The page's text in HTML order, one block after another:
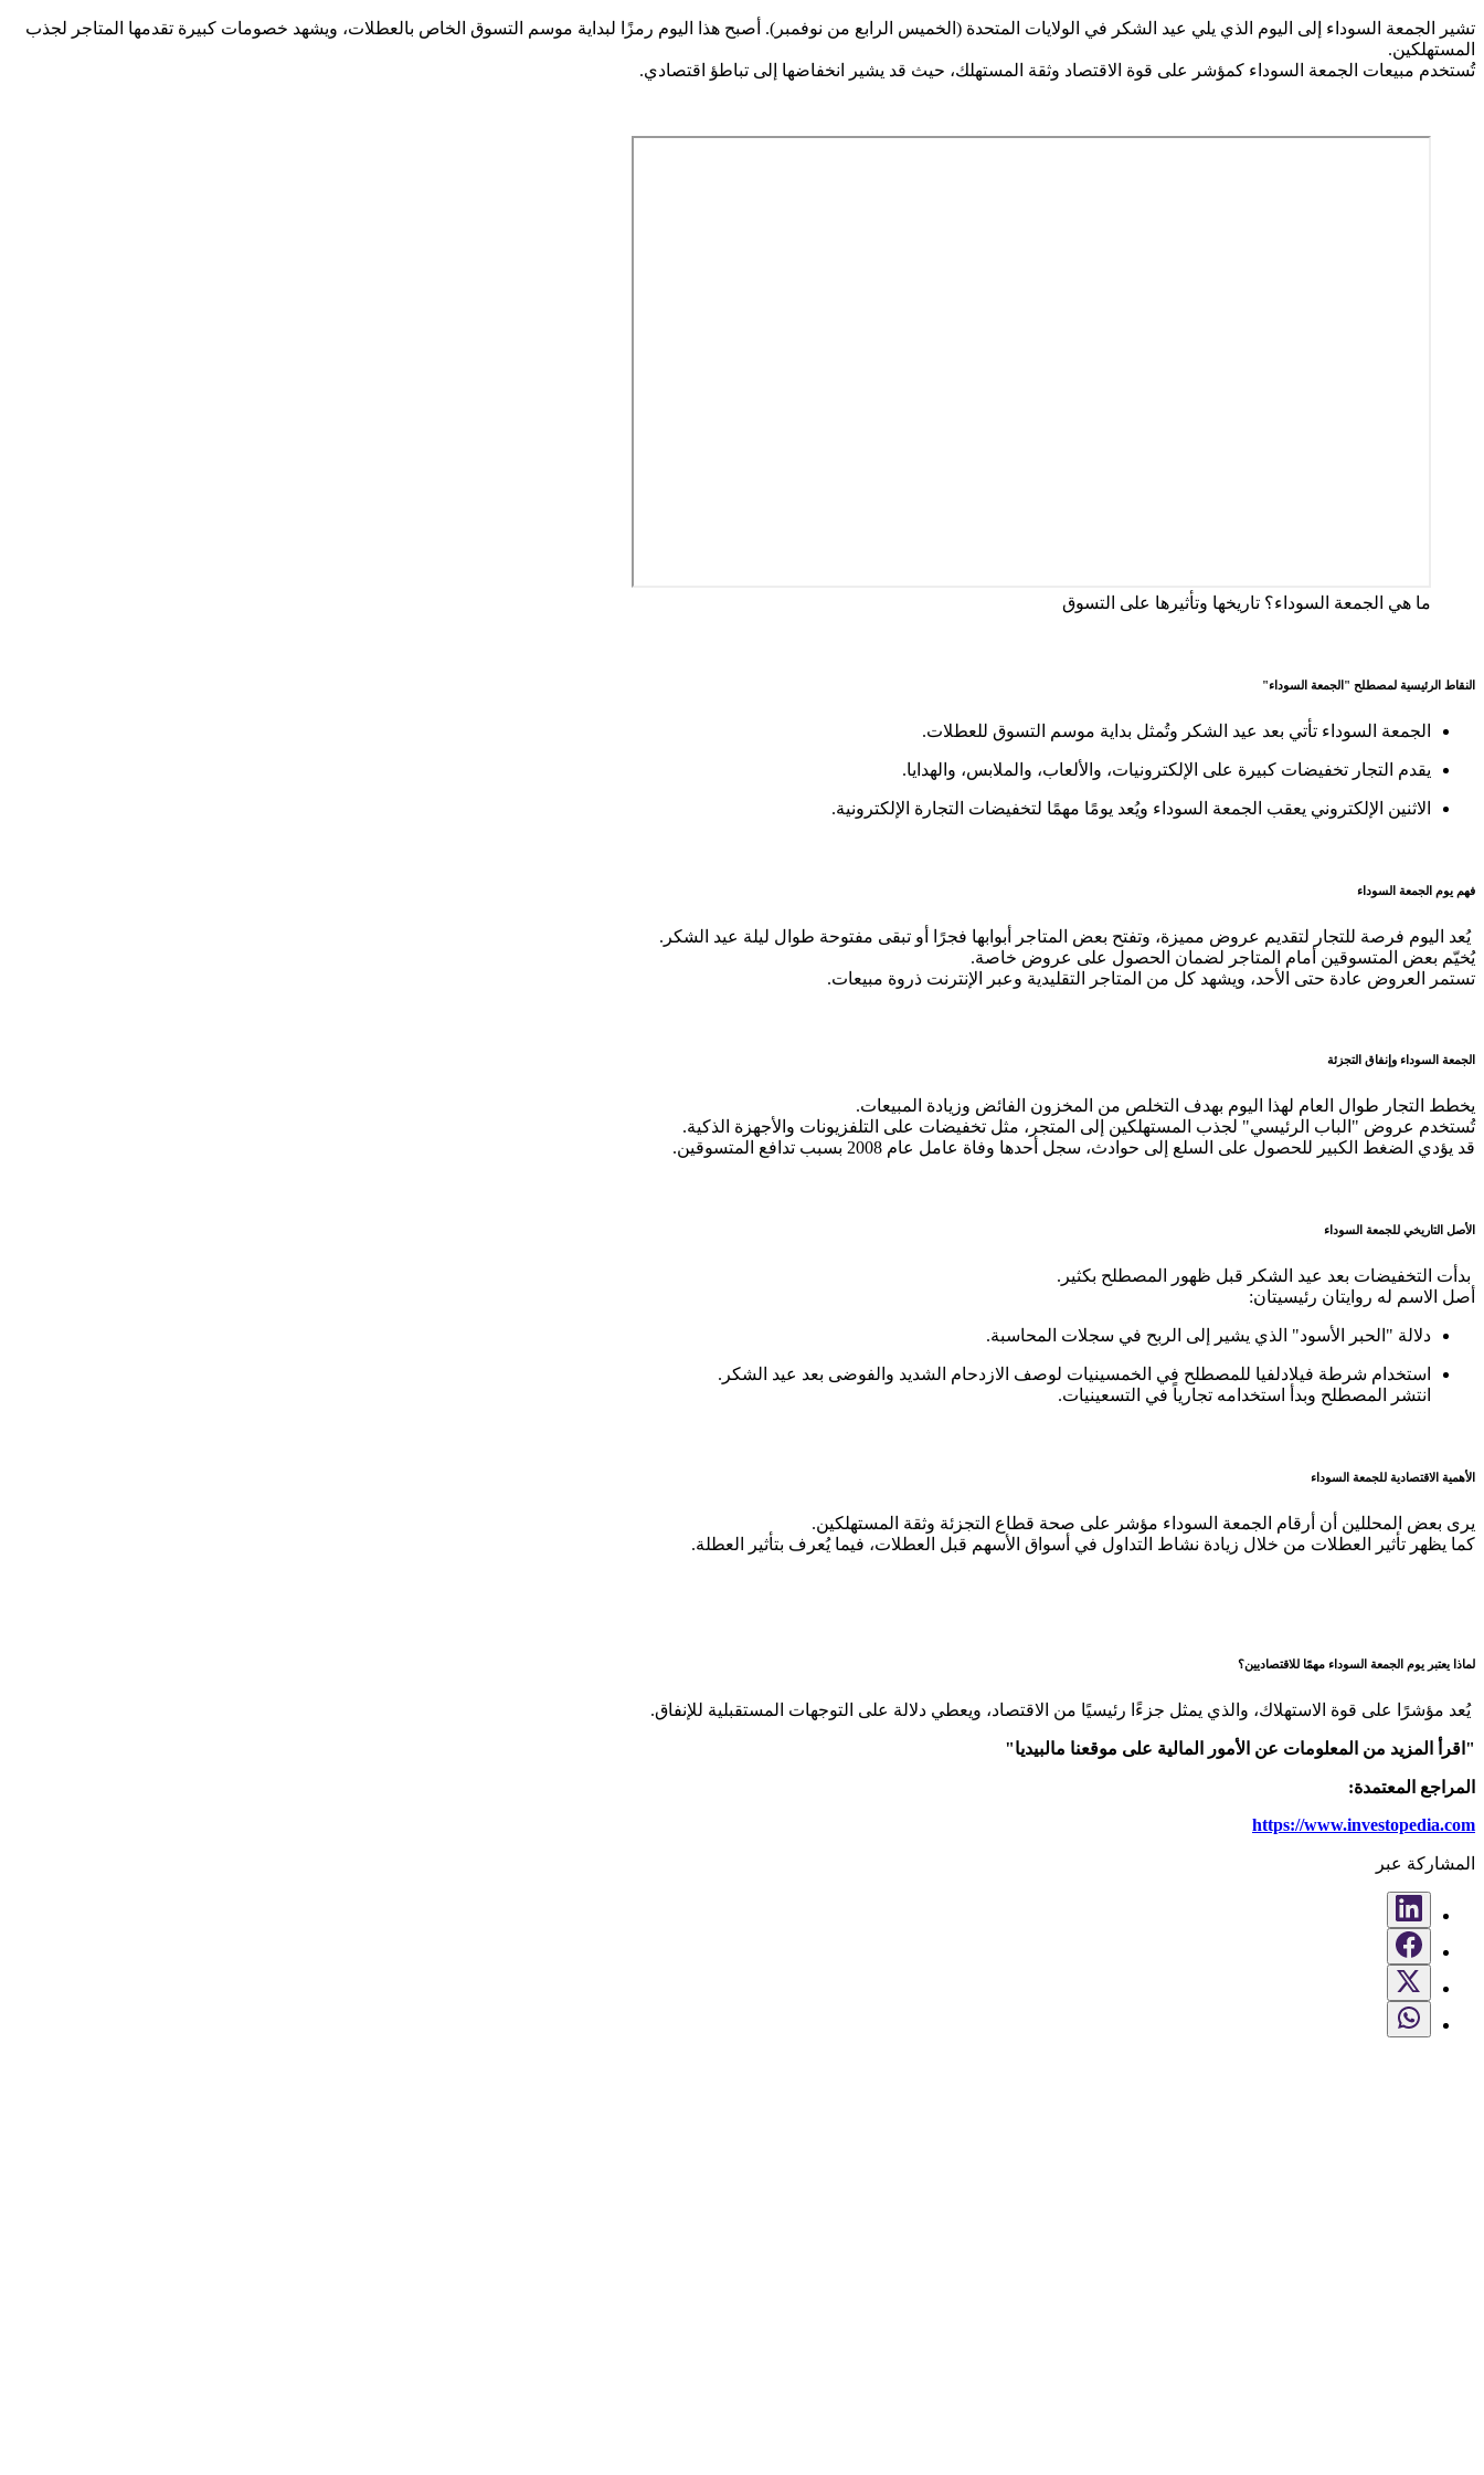
تشير الجمعة السوداء إلى اليوم الذي يلي عيد الشكر في الولايات المتحدة (الخميس الرابع من نوفمبر). أصبح هذا اليوم رمزًا لبداية موسم التسوق الخاص بالعطلات، ويشهد خصومات كبيرة تقدمها المتاجر لجذب
المستهلكين.
تُستخدم مبيعات الجمعة السوداء كمؤشر على قوة الاقتصاد وثقة المستهلك، حيث قد يشير انخفاضها إلى تباطؤ اقتصادي.
ما هي الجمعة السوداء؟ تاريخها وتأثيرها على التسوق
النقاط الرئيسية لمصطلح "الجمعة السوداء"
الجمعة السوداء تأتي بعد عيد الشكر وتُمثل بداية موسم التسوق للعطلات.
يقدم التجار تخفيضات كبيرة على الإلكترونيات، والألعاب، والملابس، والهدايا.
الاثنين الإلكتروني يعقب الجمعة السوداء ويُعد يومًا مهمًا لتخفيضات التجارة الإلكترونية.
فهم يوم الجمعة السوداء
يُعد اليوم فرصة للتجار لتقديم عروض مميزة، وتفتح بعض المتاجر أبوابها فجرًا أو تبقى مفتوحة طوال ليلة عيد الشكر.
يُخيّم بعض المتسوقين أمام المتاجر لضمان الحصول على عروض خاصة.
تستمر العروض عادة حتى الأحد، ويشهد كل من المتاجر التقليدية وعبر الإنترنت ذروة مبيعات.
الجمعة السوداء وإنفاق التجزئة
يخطط التجار طوال العام لهذا اليوم بهدف التخلص من المخزون الفائض وزيادة المبيعات.
تُستخدم عروض "الباب الرئيسي" لجذب المستهلكين إلى المتجر، مثل تخفيضات على التلفزيونات والأجهزة الذكية.
قد يؤدي الضغط الكبير للحصول على السلع إلى حوادث، سجل أحدها وفاة عامل عام 2008 بسبب تدافع المتسوقين.
الأصل التاريخي للجمعة السوداء
بدأت التخفيضات بعد عيد الشكر قبل ظهور المصطلح بكثير.
أصل الاسم له روايتان رئيسيتان:
دلالة "الحبر الأسود" الذي يشير إلى الربح في سجلات المحاسبة.
استخدام شرطة فيلادلفيا للمصطلح في الخمسينيات لوصف الازدحام الشديد والفوضى بعد عيد الشكر.
انتشر المصطلح وبدأ استخدامه تجارياً في التسعينيات.
الأهمية الاقتصادية للجمعة السوداء
يرى بعض المحللين أن أرقام الجمعة السوداء مؤشر على صحة قطاع التجزئة وثقة المستهلكين.
كما يظهر تأثير العطلات من خلال زيادة نشاط التداول في أسواق الأسهم قبل العطلات، فيما يُعرف بتأثير العطلة.
لماذا يعتبر يوم الجمعة السوداء مهمًا للاقتصاديين؟
يُعد مؤشرًا على قوة الاستهلاك، والذي يمثل جزءًا رئيسيًا من الاقتصاد، ويعطي دلالة على التوجهات المستقبلية للإنفاق.
"اقرأ المزيد من المعلومات عن الأمور المالية على موقعنا مالبيديا"
المراجع المعتمدة:
https://www.investopedia.com
المشاركة عبر